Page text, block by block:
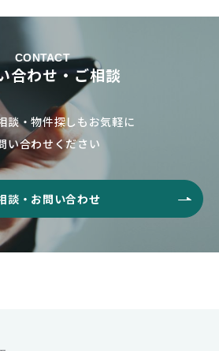
CONTACT
合わせ・ご相談
談・物件探しもお気軽に
い合わせください
談・お問い合わせ